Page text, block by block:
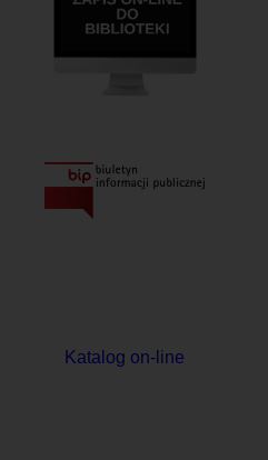
Katalog on-line